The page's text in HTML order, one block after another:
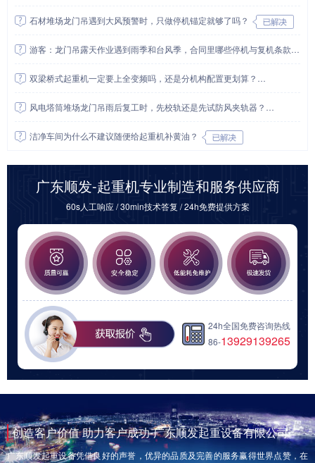
石材堆场龙门吊遇到大风预警时，只做停机锚定就够了吗？
游客：龙门吊露天作业遇到雨季和台风季，合同里哪些停机与复机条款一定要写清？
双梁桥式起重机一定要上全变频吗，还是分机构配置更划算？
风电塔筒堆场龙门吊雨后复工时，先校轨还是先试防风夹轨器？
洁净车间为什么不建议随便给起重机补黄油？
广东顺发-起重机专业制造和服务供应商
60s人工响应 / 30min技术答复 / 24h免费提供方案
24h全国免费咨询热线
86-13929139265
创造客户价值 助力客户成功-广东顺发起重设备有限公司
广东顺发起重设备凭借良好的声誉，优异的品质及完善的服务赢得世界点赞，在